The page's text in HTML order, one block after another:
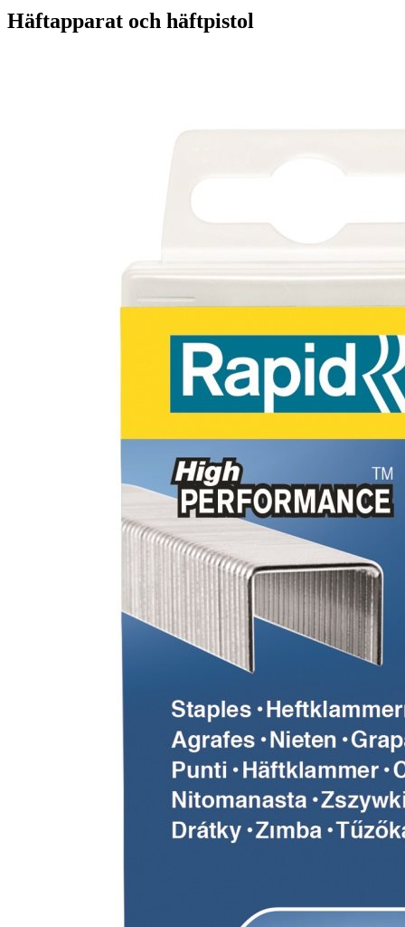
Häftapparat och häftpistol